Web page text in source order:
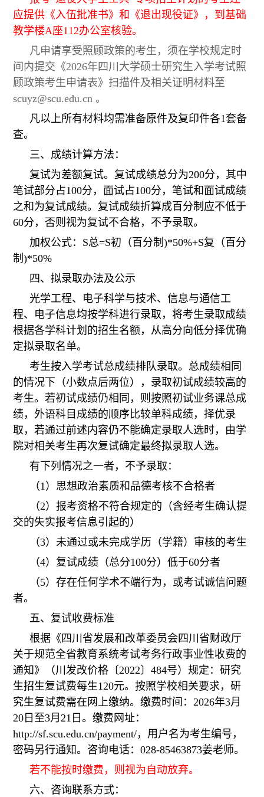
应提供《入伍批准书》和《退出现役证》，到基础
教学楼A座112办公室核验。
凡申请享受照顾政策的考生，须在学校规定时
间内提交《2026年四川大学硕士研究生入学考试照
顾政策考生申请表》扫描件及相关证明材料至
scuyz@scu.edu.cn 。
凡以上所有材料均需准备原件及复印件各1套备
查。
三、成绩计算方法：
复试为差额复试。复试成绩总分为200分，其中
笔试部分占100分，面试占100分，笔试和面试成绩
之和为复试成绩。复试成绩折算成百分制应不低于
60分，否则视为复试不合格，不予录取。
加权公式：S总=S初（百分制)*50%+S复（百分
制)*50%
四、拟录取办法及公示
光学工程、电子科学与技术、信息与通信工
程、电子信息均按学科进行录取，将考生录取成绩
根据各学科计划的招生名额，从高分向低分择优确
定拟录取名单。
考生按入学考试总成绩排队录取。总成绩相同
的情况下（小数点后两位），录取初试成绩较高的
考生。若初试成绩仍相同，则按照初试业务课总成
绩，外语科目成绩的顺序比较单科成绩，择优录
取，若通过前述内容仍不能确定录取人选时，由学
院对相关考生再次复试确定最终拟录取人选。
有下列情况之一者，不予录取：
（1） 思想政治素质和品德考核不合格者
（2）报考资格不符合规定的（含经考生确认提
交的失实报考信息引起的）
（3）未通过或未完成学历（学籍）审核的考生
（4）复试成绩（总分100分）低于60分者
（5）存在任何学术不端行为，或考试诚信问题
者。
五、复试收费标准
根据《四川省发展和改革委员会四川省财政厅
关于规范全省教育系统考试考务行政事业性收费的
通知》（川发改价格〔2022〕484号）规定：研究
生招生复试费每生120元。按照学校相关要求，研
究生复试费需在网上缴纳。缴费时间：2026年3月
20 日至3月21日。缴费网址：
http://sf.scu.edu.cn/payment/，用户名为考生编号，
密码另行通知。 咨询电话：028-85463873姜老师。
若不能按时缴费，则视为自动放弃。
六、咨询联系方式：